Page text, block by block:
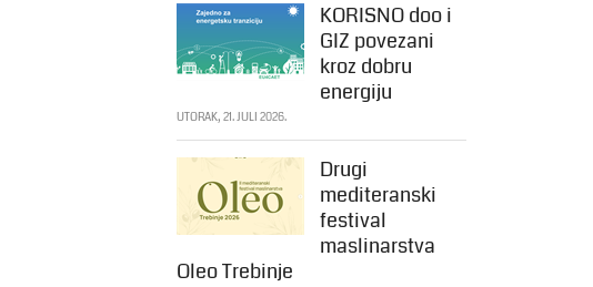
KORISNO doo i
GIZ povezani
kroz dobru
energiju
UTORAK, 21. JULI 2026.
Drugi
mediteranski
festival
maslinarstva
Oleo Trebinje